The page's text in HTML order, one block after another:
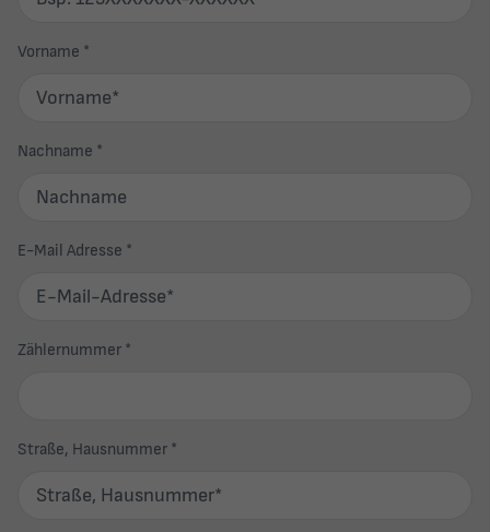
Vorname *
Nachname *
E-Mail Adresse *
Zählernummer *
Straße, Hausnummer *